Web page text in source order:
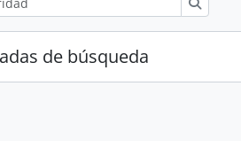
de búsqueda